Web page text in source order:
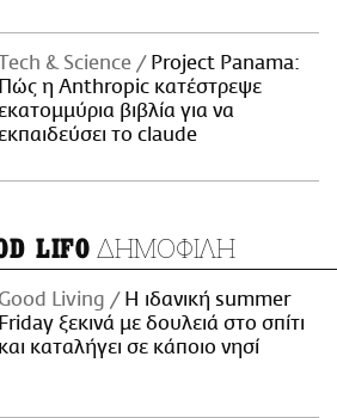
& Science
Project Panama:
Πώς η Anthropic κατέστρεψε
βιβλία για να
το claude
LIFO ΔΗΜΟΦΙΛΗ
Good Living
Η ιδανική summer
Friday ξεκινά με δουλειά στο σπίτι
και καταλήγει σε κάποιο νησί